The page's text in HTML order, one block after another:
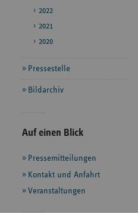
2022
2021
2020
Pressestelle
Bildarchiv
Seitenleiste
weiteren
Informationen
Auf einen Blick
Pressemitteilungen
Kontakt und Anfahrt
Veranstaltungen